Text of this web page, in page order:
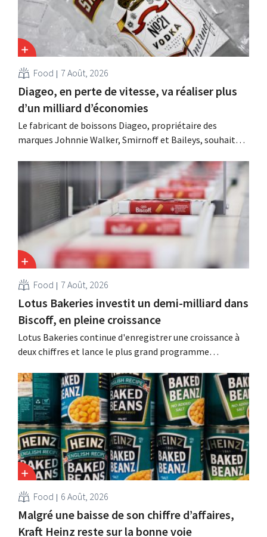
Food 7 Août, 2026
Diageo, en perte de vitesse, va réaliser plus
d’un milliard d’économies
Le fabricant de boissons Diageo, propriétaire des
marques Johnnie Walker, Smirnoff et Baileys, souhaite,
considérablement ses coûts tout en investissant dans la
croissance, notamment pour Guinness et les cocktails
prêts à boire.
Food 7 Août, 2026
Lotus Bakeries investit un demi-milliard dans
Biscoff, en pleine croissance
Lotus Bakeries continue d'enregistrer une croissance à
deux chiffres et lance le plus grand programme
capacité de production de Biscoff : « Nous devons saisir
cette opportunité ».
Food 6 Août, 2026
Malgré une baisse de son chiffre d’affaires,
Kraft Heinz reste sur la bonne voie